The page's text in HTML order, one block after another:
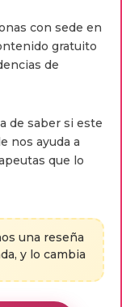
con sede en
gratuito
de
de saber si este
nos ayuda a
que lo
una reseña
y lo cambia